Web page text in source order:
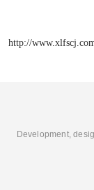
http://
Development,